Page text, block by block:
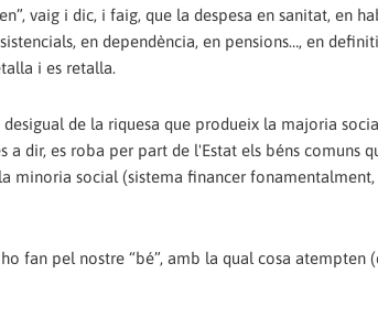
vaig i dic, i faig, que la despesa en sanitat, en
en dependència, en pensions…, en
i es retalla.
de la riquesa que produeix la majoria
a dir, es roba per part de l'Estat els béns comuns
social (sistema financer fonamentalment,
fan pel nostre “bé”, amb la qual cosa atempten